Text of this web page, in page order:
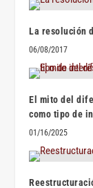
La resolución
06/08/2017
El mito del
como tipo de
01/16/2025